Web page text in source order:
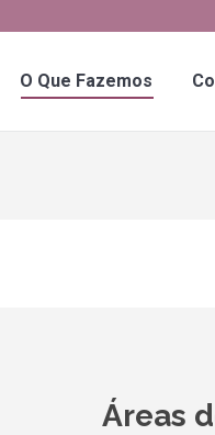
O Que Fazemos
Áreas